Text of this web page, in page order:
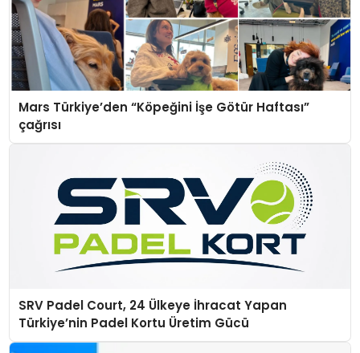
Mars Türkiye’den “Köpeğini İşe Götür Haftası”
çağrısı
SRV Padel Court, 24 Ülkeye İhracat Yapan
Türkiye’nin Padel Kortu Üretim Gücü